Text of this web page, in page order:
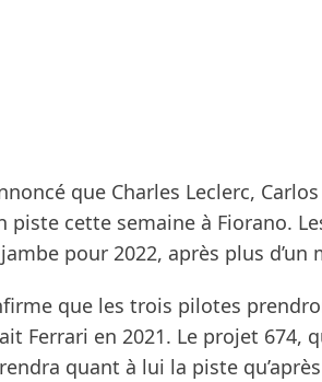
que Charles Leclerc,
piste cette semaine à Fiorano.
pour 2022, après plus
que les trois pilotes
Ferrari en 2021. Le projet
quant à lui la piste